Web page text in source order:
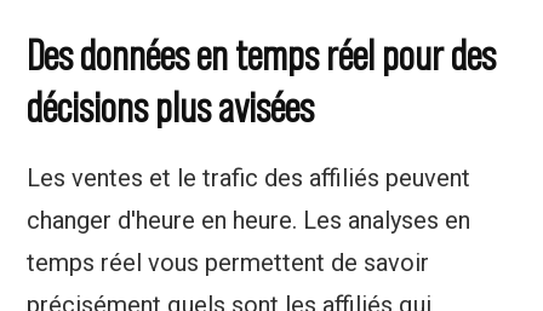
Des données en temps réel pour des
décisions plus avisées
Les ventes et le trafic des affiliés peuvent
changer d'heure en heure. Les analyses en
temps réel vous permettent de savoir
précisément quels sont les affiliés qui